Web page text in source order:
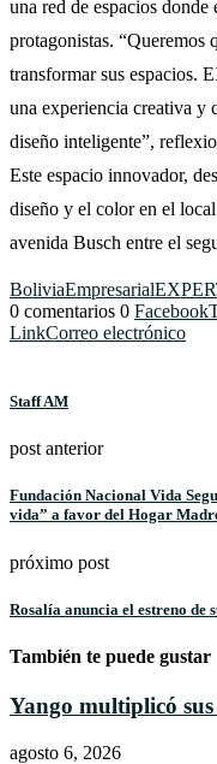
una red de espacios
protagonistas. “Queremos
transformar sus espacios.
una experiencia creativa y
diseño inteligente”,
Este espacio innovador,
diseño y el color en el
avenida Busch entre el
BoliviaEmpresarial
0 comentarios 0 Facebook
LinkCorreo electrónico
Staff AM
post anterior
Fundación Nacional Vida
vida” a favor del Hogar
próximo post
Rosalía anuncia el estreno de
También te puede gustar
Yango multiplicó
agosto 6, 2026